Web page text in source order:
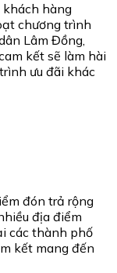
khách hàng
chương trình
Lâm Đồng,
kết sẽ làm hài
ưu đãi khác
đón trả rộng
địa điểm
các thành phố
kết mang đến